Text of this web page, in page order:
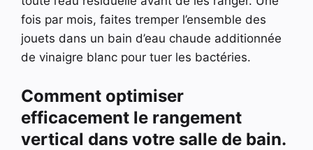
fois par mois, faites tremper l’ensemble des
jouets dans un bain d’eau chaude additionnée
de vinaigre blanc pour tuer les bactéries.
Comment optimiser
efficacement le rangement
vertical dans votre salle de bain.